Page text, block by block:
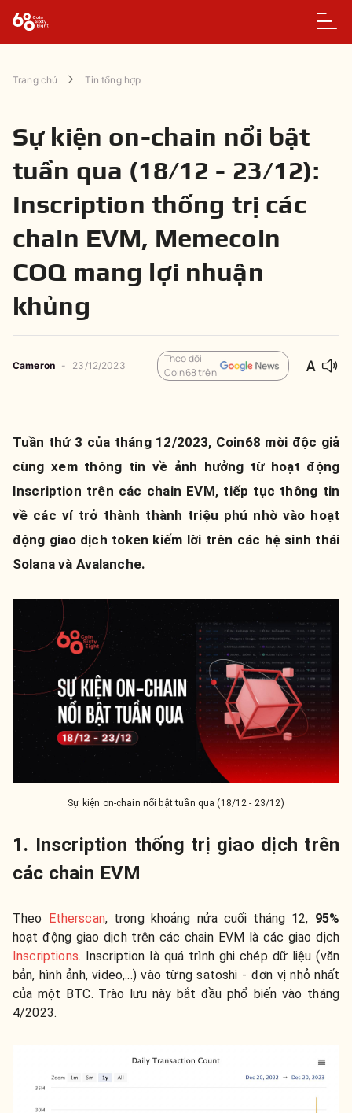
Trang chủ Tin tổng hợp
Sự kiện on-chain nổi bật
tuần qua (18/12 - 23/12):
Inscription thống trị các
chain EVM, Memecoin
COQ mang lợi nhuận
khủng
Cameron - 23/12/2023
Theo dõi
Coin68 trên
Tuần thứ 3 của tháng 12/2023, Coin68 mời độc giả
cùng xem thông tin về ảnh hưởng từ hoạt động
Inscription trên các chain EVM, tiếp tục thông tin
về các ví trở thành thành triệu phú nhờ vào hoạt
động giao dịch token kiếm lời trên các hệ sinh thái
Solana và Avalanche.
Sự kiện on-chain nổi bật tuần qua (18/12 - 23/12)
1. Inscription thống trị giao dịch trên
các chain EVM
Theo Etherscan, trong khoảng nửa cuối tháng 12, 95%
hoạt động giao dịch trên các chain EVM là các giao dịch
Inscriptions. Inscription là quá trình ghi chép dữ liệu (văn
bản, hình ảnh, video,...) vào từng satoshi - đơn vị nhỏ nhất
của một BTC. Trào lưu này bắt đầu phổ biến vào tháng
4/2023.